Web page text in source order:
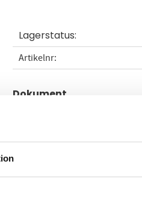
Lagerstatus
Artikelnr
Dokument
Omdömen